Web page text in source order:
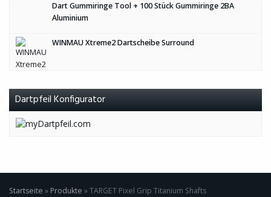
Dart Gummiringe Tool + 100 Stück Gummiringe 2BA
Aluminium
WINMAU Xtreme2 Dartscheibe Surround
Dartpfeil Konfigurator
Startseite » Produkte »TARGET Pixel Grip Titanium Shafts